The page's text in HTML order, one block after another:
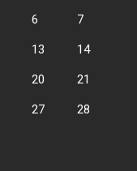
6 7
13 14
20 21
27 28